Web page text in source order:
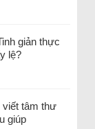
giản thực
lệ?
viết tâm thư
giúp